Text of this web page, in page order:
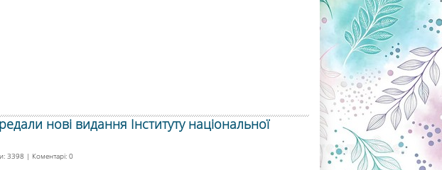
нові видання Інституту національної
3398 | Коментарі: 0